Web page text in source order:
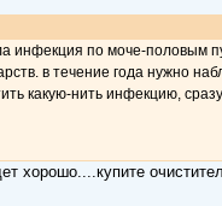
инфекция по моче-половым
в течение года нужно
какую-нить инфекцию,
хорошо....купите